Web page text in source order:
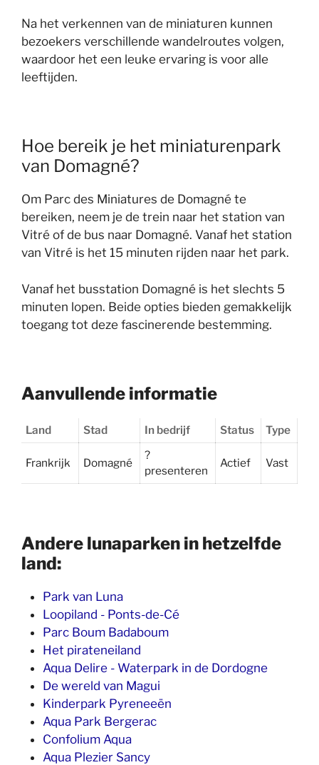
Na het verkennen van de miniaturen kunnen
bezoekers verschillende wandelroutes volgen,
waardoor het een leuke ervaring is voor alle
leeftijden.
Hoe bereik je het miniaturenpark
van Domagné?
Om Parc des Miniatures de Domagné te
bereiken, neem je de trein naar het station van
Vitré of de bus naar Domagné. Vanaf het station
van Vitré is het 15 minuten rijden naar het park.
Vanaf het busstation Domagné is het slechts 5
minuten lopen. Beide opties bieden gemakkelijk
toegang tot deze fascinerende bestemming.
Aanvullende informatie
Land Stad In bedrijf Status Type
Frankrijk Domagné
?
presenteren
Actief Vast
Andere lunaparken in hetzelfde
land:
Park van Luna
Loopiland - Ponts-de-Cé
Parc Boum Badaboum
Het pirateneiland
Aqua Delire - Waterpark in de Dordogne
De wereld van Magui
Kinderpark Pyreneeën
Aqua Park Bergerac
Confolium Aqua
Aqua Plezier Sancy